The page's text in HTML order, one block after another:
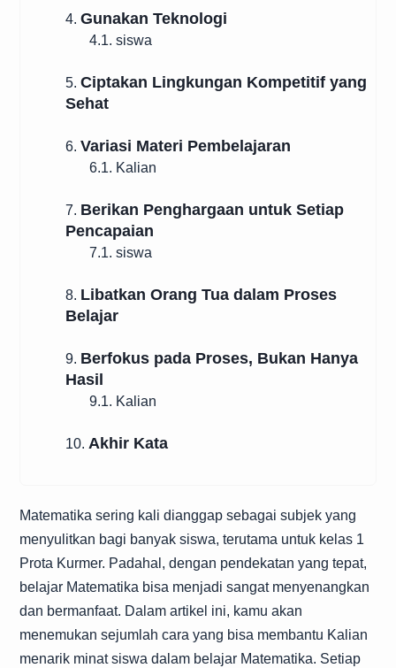
4. Gunakan Teknologi
4.1. siswa
5. Ciptakan Lingkungan Kompetitif yang
Sehat
6. Variasi Materi Pembelajaran
6.1. Kalian
7. Berikan Penghargaan untuk Setiap
Pencapaian
7.1. siswa
8. Libatkan Orang Tua dalam Proses
Belajar
9. Berfokus pada Proses, Bukan Hanya
Hasil
9.1. Kalian
10. Akhir Kata
Matematika sering kali dianggap sebagai subjek yang
menyulitkan bagi banyak siswa, terutama untuk kelas 1
Prota Kurmer. Padahal, dengan pendekatan yang tepat,
belajar Matematika bisa menjadi sangat menyenangkan
dan bermanfaat. Dalam artikel ini, kamu akan
menemukan sejumlah cara yang bisa membantu Kalian
menarik minat siswa dalam belajar Matematika. Setiap